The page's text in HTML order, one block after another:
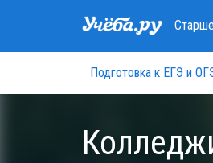
Подготовка к ЕГЭ и